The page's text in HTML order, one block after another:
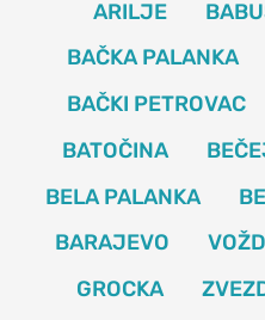
ARILJE
BAČKA PALANKA
BAČKI PETROVAC
BATOČINA
BELA PALANKA
BARAJEVO
GROCKA